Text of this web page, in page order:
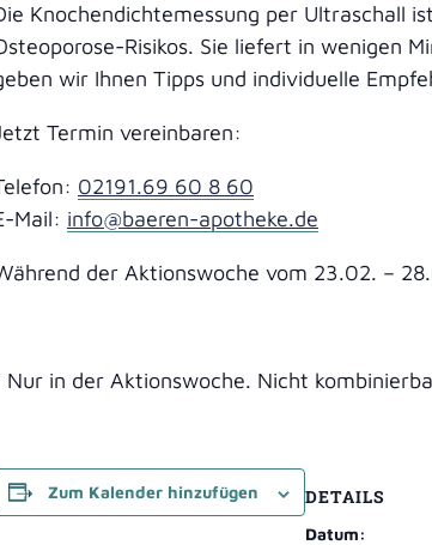
Milchpumpe leihen
Mikronährstoffe
Darmgesundheit
Kosmetik
Knochendichtemessung per Ultraschall
Risikos. Sie liefert in wenigen
wir Ihnen Tipps und individuelle
Termin vereinbaren:
02191.69 60 8 60
Mail: info@baeren-apotheke.de
der Aktionswoche vom 23.02. –
Nur in der Aktionswoche. Nicht
Zum Kalender hinzufügen DETAILS
Datum: